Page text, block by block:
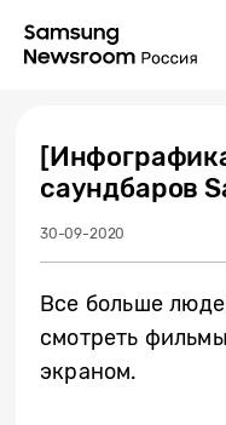
саундбаров
30-09-2020
Все больше
смотреть
экраном.